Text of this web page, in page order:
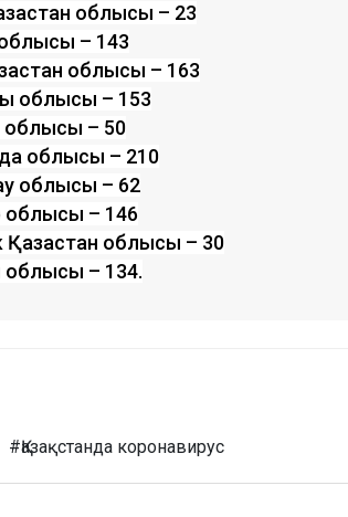
облысы – 23
– 143
облысы – 163
облысы – 153
облысы – 50
облысы – 210
облысы – 62
облысы – 146
Қазақстан облысы – 30
облысы – 134.
#Қазақстанда коронавирус